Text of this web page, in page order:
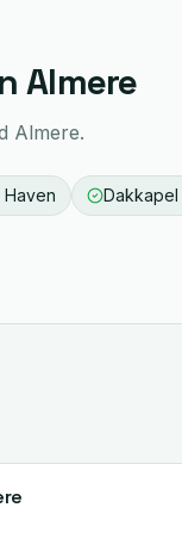
Almere
Almere.
Haven Dakkapel